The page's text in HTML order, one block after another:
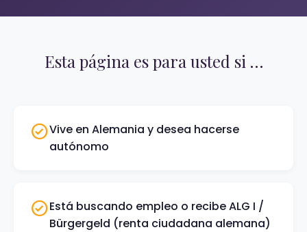
Esta página es para usted si …
Vive en Alemania y desea hacerse
autónomo
Está buscando empleo o recibe ALG I /
Bürgergeld (renta ciudadana alemana)